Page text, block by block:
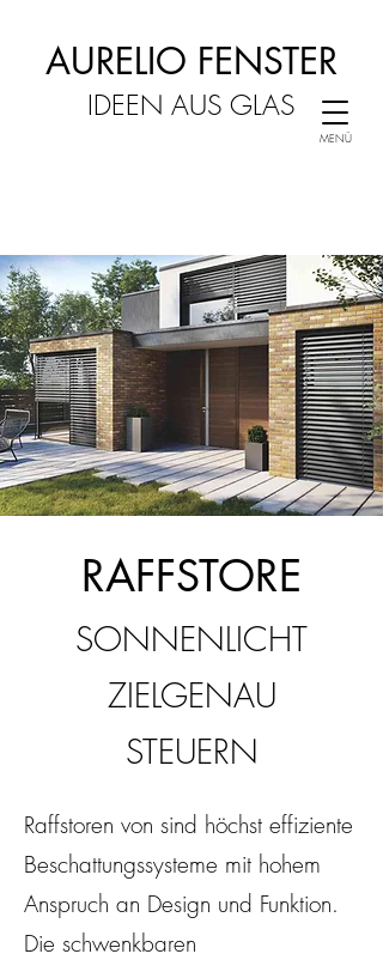
AURELIO FENSTER
IDEEN AUS GLAS
MENÜ
RAFFSTORE
SONNENLICHT
ZIELGENAU
STEUERN
Raffstoren von sind höchst effiziente
Beschattungssysteme mit hohem
Anspruch an Design und Funktion.
Die schwenkbaren